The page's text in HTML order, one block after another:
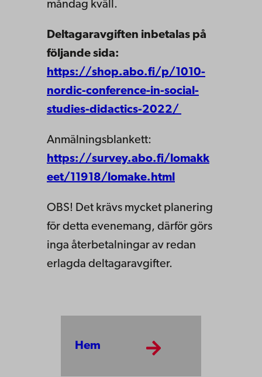
måndag kväll.
Deltagaravgiften inbetalas på
följande sida:
https://shop.abo.fi/p/1010-
nordic-conference-in-social-
studies-didactics-2022/
Anmälningsblankett:
https://survey.abo.fi/lomakk
eet/11918/lomake.html
OBS! Det krävs mycket planering
för detta evenemang, därför görs
inga återbetalningar av redan
erlagda deltagaravgifter.
Hem